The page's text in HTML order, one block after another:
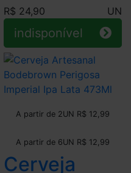
R$ 24,90 UN
indisponível
A partir de 2UN R$ 12,99
A partir de 6UN R$ 12,99
Cerveja